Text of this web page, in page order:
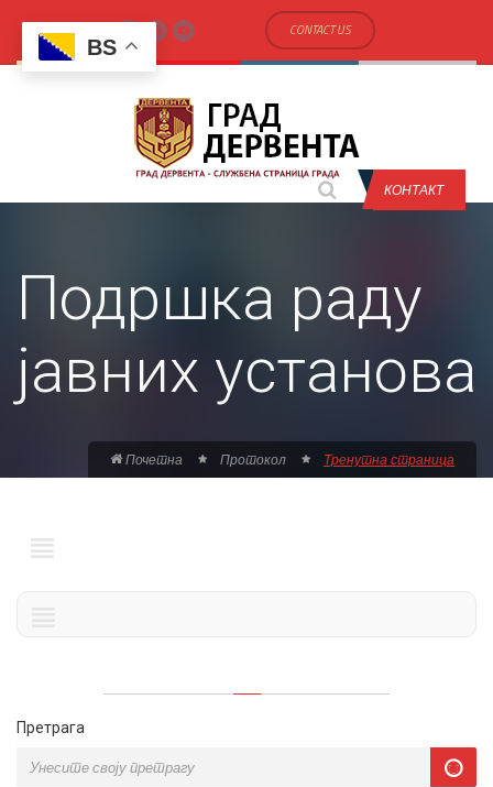
CONTACT US
КОНТАКТ
Подршка раду
јавних установа
Почетна Протокол Тренутна страница
Претрага
BS